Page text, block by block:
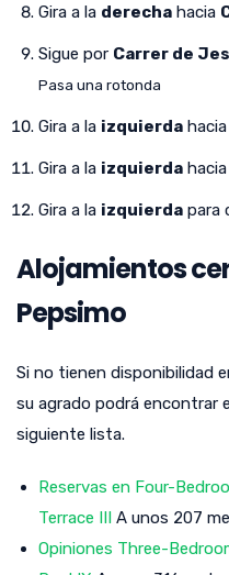
Gira a la derecha hacia
Sigue por Carrer de
Pasa una rotonda
Gira a la izquierda hacia
Gira a la izquierda hacia
Gira a la izquierda para
Alojamientos
Pepsimo
Si no tienen disponibilidad
su agrado podrá encontrar
siguiente lista.
Reservas en Four-
Terrace III A unos 207
Opiniones Three-